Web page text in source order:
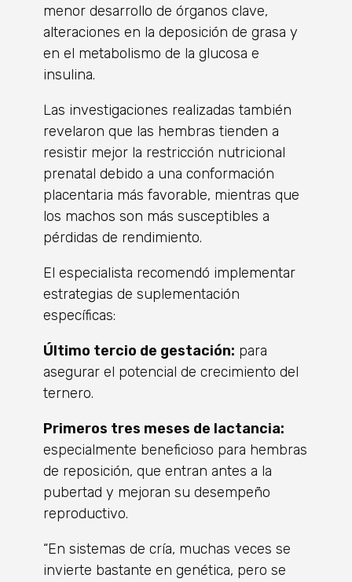
menor desarrollo de órganos clave,
alteraciones en la deposición de grasa y
en el metabolismo de la glucosa e
insulina.
Las investigaciones realizadas también
revelaron que las hembras tienden a
resistir mejor la restricción nutricional
prenatal debido a una conformación
placentaria más favorable, mientras que
los machos son más susceptibles a
pérdidas de rendimiento.
El especialista recomendó implementar
estrategias de suplementación
específicas:
Último tercio de gestación: para
asegurar el potencial de crecimiento del
ternero.
Primeros tres meses de lactancia:
especialmente beneficioso para hembras
de reposición, que entran antes a la
pubertad y mejoran su desempeño
reproductivo.
“En sistemas de cría, muchas veces se
invierte bastante en genética, pero se